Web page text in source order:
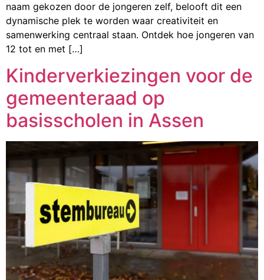
naam gekozen door de jongeren zelf, belooft dit een
dynamische plek te worden waar creativiteit en
samenwerking centraal staan. Ontdek hoe jongeren van
12 tot en met […]
Kinderverkiezingen voor de
gemeenteraad op
basisscholen in Assen